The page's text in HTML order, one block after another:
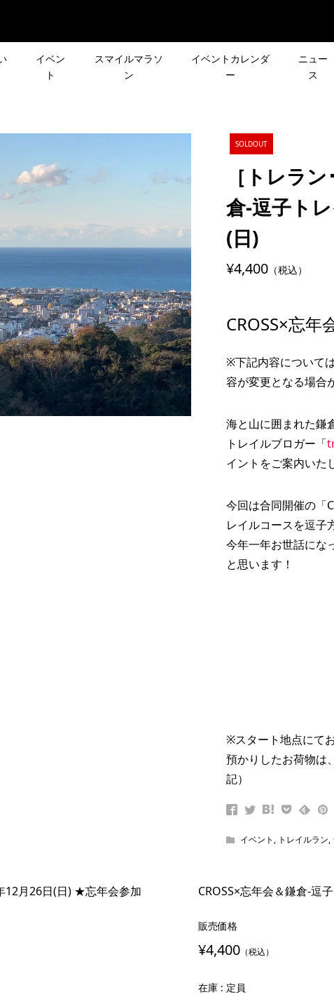
イベン
ト
スマイルマラソ
ン
イベントカレンダ
ー
ニュー
ス
by two-nag...
できる「RUN FOR
2021.05.18
ント体験レポート編】
ングステーション併設
ミズノ史上最高のレーシ
シューズが誕生！
9月28日 開催！網走オ
クマラソン エントリー
ゲストは志村美希さ...
「JACK WOLFSKIN
Report ＃３ daisuke
2022.07.20
日(日)［CROSS×忘年
皆さんの声で行き先が決
登山イベント「第3回 リ
スト登山」
リーズ企画］皆さんの
き先が決まる登山イベ
［夏のシリーズ企画］
OUTDOOR DAY
KAMAKURA
SOLDOUT
［トレラ
倉-逗子ト
(日)
¥4,400 （税込）
CROSS×忘
※下記内容について
容が変更となる場合
海と山に囲まれた鎌
トレイルブロガー「
イントをご案内いた
今回は合同開催の「
レイルコースを逗子
今年一年お世話にな
と思います！
※スタート地点にて
預かりしたお荷物は
記）
イベント , トレイルラン,
12月26日(日) ★忘年会参加 CROSS×忘年会＆鎌倉-逗
販売価格
¥4,400（税込）
在庫 : 定員